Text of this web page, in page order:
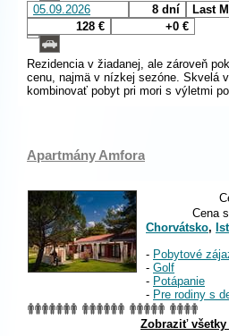
05.09.2026 8 dní
Last
128 €
+0 €
Rezidencia v žiadanej, ale zároveň
cenu, najmä v nízkej sezóne. Skvelá
kombinovať pobyt pri mori s výletmi
Apartmány Amfora
Cena
Chorvátsko,
- Pobytové
- Golf
- Potápanie
- Pre rodiny s
Zobraziť